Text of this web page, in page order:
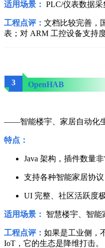
适用场景： PLC/仪表数据
工程点评： 文档比较完善，
表；对 ARM 工控设备支持
3 OpenHAB
——智能楼宇、家居自动化
特点：
Java 架构，插件数量
支持各种智能家居协
UI 完整、社区活跃度
适用场景： 智慧楼宇、智能
工程点评： 如果是工业侧，
IoT，它的生态是降维打击。